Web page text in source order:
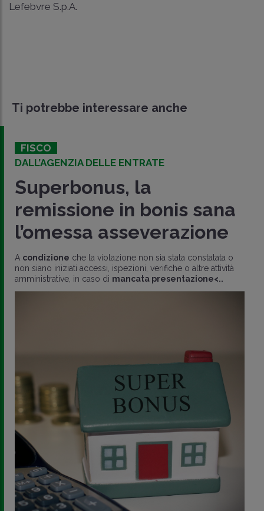
Lefebvre S.p.A.
Ti potrebbe interessare anche
FISCO
DALL’AGENZIA DELLE ENTRATE
Superbonus, la
remissione in bonis sana
l’omessa asseverazione
A condizione che la violazione non sia stata constatata o
non siano iniziati accessi, ispezioni, verifiche o altre attività
amministrative, in caso di mancata presentazione<..